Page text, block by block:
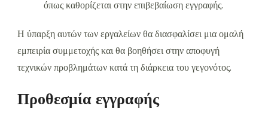
όπως καθορίζεται στην επιβεβαίωση εγγραφής.
Η ύπαρξη αυτών των εργαλείων θα διασφαλίσει μια ομαλή
εμπειρία συμμετοχής και θα βοηθήσει στην αποφυγή
τεχνικών προβλημάτων κατά τη διάρκεια του γεγονότος.
Προθεσμία εγγραφής